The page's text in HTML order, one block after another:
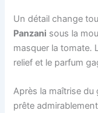
Un détail change
Panzani sous la
masquer la tomate.
relief et le parfum
Après la maîtrise du
prête